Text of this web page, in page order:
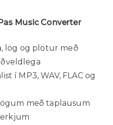
Music Converter
lög og plötur með
í MP3, WAV, FLAC og
með taplausum